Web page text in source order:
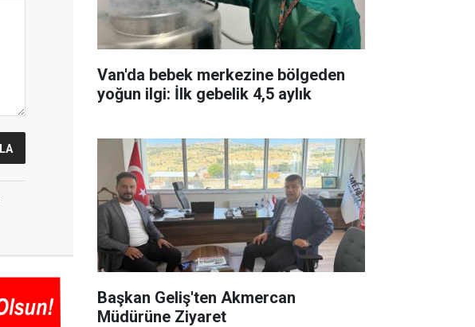
Van'da bebek merkezine bölgeden
yoğun ilgi: İlk gebelik 4,5 aylık
Başkan Geliş'ten Akmercan
Müdürüne Ziyaret